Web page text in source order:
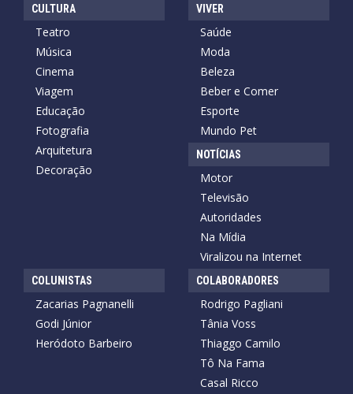
CULTURA
Teatro
Música
Cinema
Viagem
Educação
Fotografia
Arquitetura
Decoração
VIVER
Saúde
Moda
Beleza
Beber e Comer
Esporte
Mundo Pet
NOTÍCIAS
Motor
Televisão
Autoridades
Na Mídia
Viralizou na Internet
COLUNISTAS
Zacarias Pagnanelli
Godi Júnior
Heródoto Barbeiro
COLABORADORES
Rodrigo Pagliani
Tânia Voss
Thiaggo Camilo
Tô Na Fama
Casal Ricco